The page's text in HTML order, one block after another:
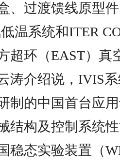
、过渡馈线原型
温系统和ITER
超环（EAST）
涛介绍说，IVIS
制的中国首台应
结构及控制系统
稳态实验装置（